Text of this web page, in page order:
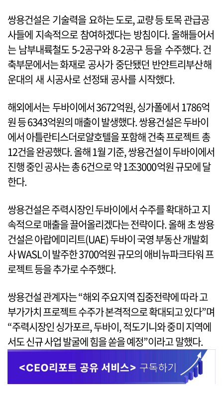
쌍용건설은 기술력을 요하는 도로, 교량 등 토목 관급공
사들에 지속적으로 참여하겠다는 방침이다. 올해들어서
는 남부내륙철도 5-2공구와 8-2공구 등을 수주했다. 건
축부문에서는 화재로 공사가 중단됐던 반얀트리부산해
운대의 새 시공사로 선정돼 공사를 시작했다.
해외에서는 두바이에서 3672억원, 싱가폴에서 1786억
원 등 6343억원의 매출이 발생했다. 쌍용건설은 두바이
에서 아틀란티스더로얄호텔을 포함해 건축 프로젝트 총
12건을 완공했다. 올해 1월 기준, 쌍용건설이 두바이에서
진행 중인 공사는 총 6건으로 약 1조3000억원 규모에 달
한다.
쌍용건설은 주력시장인 두바이에서 수주를 확대하고 지
속적으로 매출을 끌어올리겠다는 전략이다. 올해 초 쌍용
건설은 아랍에미리트(UAE) 두바이 국영 부동산 개발회
사 WASL이 발주한 3700억원 규모의 애비뉴파크타워 프
로젝트 등을 추가로 수주했다.
쌍용건설 관계자는 “해외 주요지역 집중전략에 따라 고
부가가치 프로젝트 수주가 본격적으로 확대되고 있다”며
“주력시장인 싱가포르, 두바이, 적도기니와 중미 지역에
서도 신규 사업 발굴에 힘을 쏟을 예정”이라고 말했다.